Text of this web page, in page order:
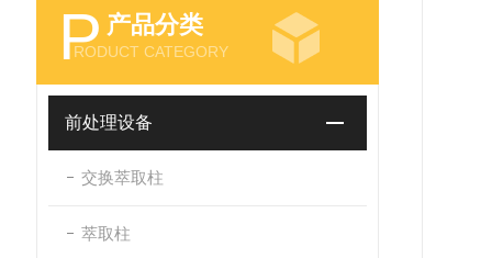
P 产品分类
RODUCT CATEGORY
前处理设备
交换萃取柱
萃取柱